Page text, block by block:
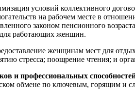
условий коллективного
на рабочем месте в
законом пенсионного
работающих женщин.
женщинам мест для
стресса; поощрение чтения; и
и профессиональных
обмене по ключевым, горящим и